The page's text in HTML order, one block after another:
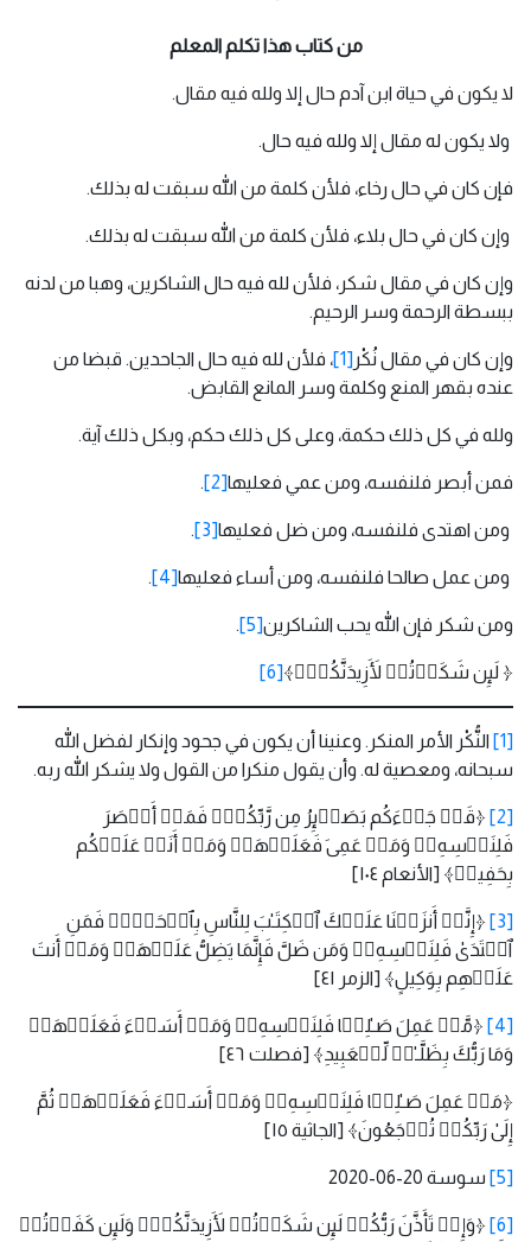
من كتاب هذا تكلم المعلم
لا يكون في حياة ابن آدم حال إلا ولله فيه مقال.
ولا يكون له مقال إلا ولله فيه حال.
فإن كان في حال رخاء، فلأن كلمة من الله سبقت له بذلك.
وإن كان في حال بلاء، فلأن كلمة من الله سبقت له بذلك.
وإن كان في مقال شكر، فلأن لله فيه حال الشاكرين، وهبا من لدنه
ببسطة الرحمة وسر الرحيم.
وإن كان في مقال نُكْر [1]
، فلأن لله فيه حال الجاحدين. قبضا من
عنده بقهر المنع وكلمة وسر المانع القابض.
ولله في كل ذلك حكمة، وعلى كل ذلك حكم، وبكل ذلك آية.
فمن أبصر فلنفسه، ومن عمي فعليها[2]
.
ومن اهتدى فلنفسه، ومن ضل فعليها[3]
.
ومن عمل صالحا فلنفسه، ومن أساء فعليها[4]
.
ومن شكر فإن الله يحب الشاكرين[5]
.
﴿ لَىِٕن شَكَرۡتُمۡ لَأَزِیدَنَّكُمۡۖ﴾[6]
[1]
النُّكْر الأمر المنكر. وعنينا أن يكون في جحود وإنكار لفضل الله
سبحانه، ومعصية له. وأن يقول منكرا من القول ولا يشكر الله ربه.
[2]
﴿قَدۡ جَاۤءَكُم بَصَاۤىِٕرُ مِن رَّبِّكُمۡۖ فَمَنۡ أَبۡصَرَ
فَلِنَفۡسِهِۦۖ وَمَنۡ عَمِیَ فَعَلَیۡهَاۚ وَمَاۤ أَنَا۠ عَلَیۡكُم
بِحَفِیظࣲ﴾ [الأنعام ١٠٤]
[3]
﴿إِنَّاۤ أَنزَلۡنَا عَلَیۡكَ ٱلۡكِتَـٰبَ لِلنَّاسِ بِٱلۡحَقِّۖ فَمَنِ
ٱهۡتَدَىٰ فَلِنَفۡسِهِۦۖ وَمَن ضَلَّ فَإِنَّمَا یَضِلُّ عَلَیۡهَاۖ وَمَاۤ أَنتَ
عَلَیۡهِم بِوَكِیلٍ﴾ [الزمر ٤١]
[4]
﴿مَّنۡ عَمِلَ صَـٰلِحࣰا فَلِنَفۡسِهِۦۖ وَمَنۡ أَسَاۤءَ فَعَلَیۡهَاۗ
وَمَا رَبُّكَ بِظَلَّـٰمࣲ لِّلۡعَبِیدِ﴾ [فصلت ٤٦]
﴿مَنۡ عَمِلَ صَـٰلِحࣰا فَلِنَفۡسِهِۦۖ وَمَنۡ أَسَاۤءَ فَعَلَیۡهَاۖ ثُمَّ
إِلَىٰ رَبِّكُمۡ تُرۡجَعُونَ﴾ [الجاثية ١٥]
[5] سوسة 20-06-2020
[6]
﴿وَإِذۡ تَأَذَّنَ رَبُّكُمۡ لَىِٕن شَكَرۡتُمۡ لَأَزِیدَنَّكُمۡۖ وَلَىِٕن كَفَرۡتُمۡ